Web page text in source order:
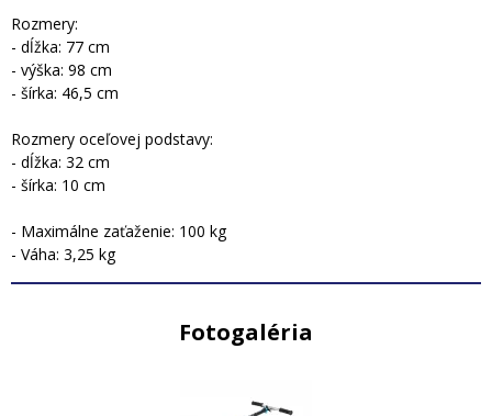
Rozmery:
- dĺžka: 77 cm
- výška: 98 cm
- šírka: 46,5 cm
Rozmery oceľovej podstavy:
- dĺžka: 32 cm
- šírka: 10 cm
- Maximálne zaťaženie: 100 kg
- Váha: 3,25 kg
Fotogaléria